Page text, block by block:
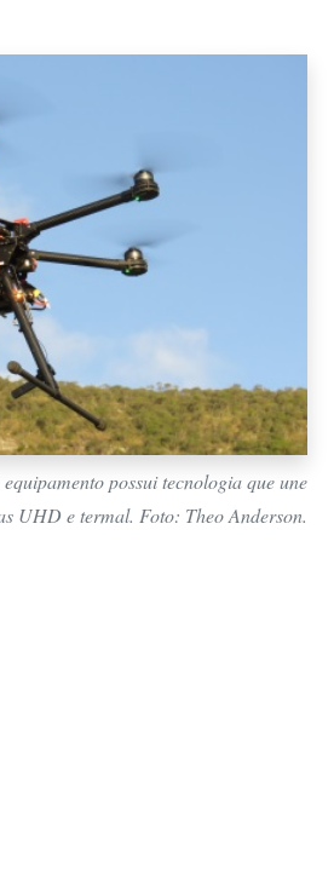
possui tecnologia que une
UHD e termal. Foto: Theo Anderson.